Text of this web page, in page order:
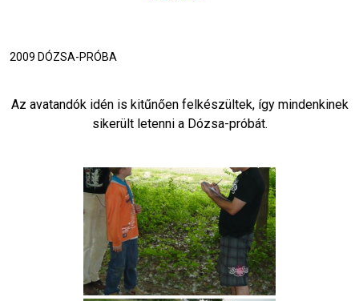
2009 DÓZSA-PRÓBA
Az avatandók idén is kitűnően felkészültek, így mindenkinek
sikerült letenni a Dózsa-próbát.